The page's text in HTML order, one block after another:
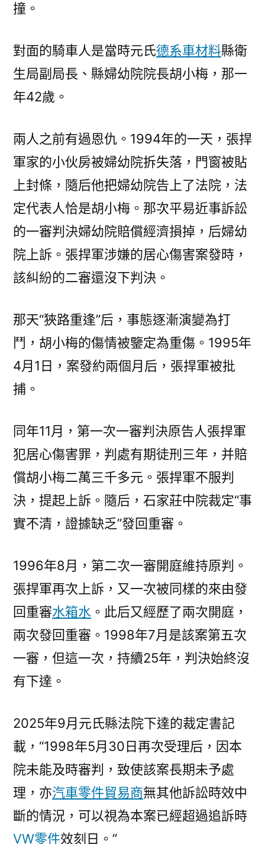
撞。
對面的騎車人是當時元氏德系車材料縣衛
生局副局長、縣婦幼院院長胡小梅，那一
年42歲。
兩人之前有過恩仇。1994年的一天，張捍
軍家的小伙房被婦幼院拆失落，門窗被貼
上封條，隨后他把婦幼院告上了法院，法
定代表人恰是胡小梅。那次平易近事訴訟
的一審判決婦幼院賠償經濟損掉，后婦幼
院上訴。張捍軍涉嫌的居心傷害案發時，
該糾紛的二審還沒下判決。
那天“狹路重逢”后，事態逐漸演變為打
鬥，胡小梅的傷情被鑒定為重傷。1995年
4月1日，案發約兩個月后，張捍軍被批
捕。
同年11月，第一次一審判決原告人張捍軍
犯居心傷害罪，判處有期徒刑三年，并賠
償胡小梅二萬三千多元。張捍軍不服判
決，提起上訴。隨后，石家莊中院裁定“事
實不清，證據缺乏”發回重審。
1996年8月，第二次一審開庭維持原判。
張捍軍再次上訴，又一次被同樣的來由發
回重審水箱水 。此后又經歷了兩次開庭，
兩次發回重審。1998年7月是該案第五次
一審，但這一次，持續25年，判決始終沒
有下達。
2025年9月元氏縣法院下達的裁定書記
載，“1998年5月30日再次受理后，因本
院未能及時審判，致使該案長期未予處
理，亦汽車零件貿易商無其他訴訟時效中
斷的情況，可以視為本案已經超過追訴時
VW零件效刻日。”